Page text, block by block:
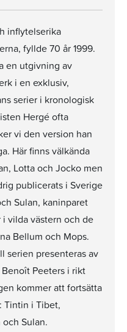
inflytelserika
fyllde 70 år 1999.
en utgivning av
i en exklusiv,
serier i kronologisk
Hergé ofta
vi den version han
Här finns välkända
Lotta och Jocko men
publicerats i Sverige
Sulan, kaninparet
vilda västern och de
Bellum och Mops.
serien presenteras av
Peeters i rikt
kommer att fortsätta
Tintin i Tibet,
Sulan.